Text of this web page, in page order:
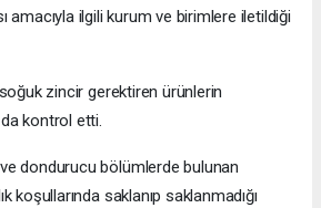
amacıyla ilgili kurum ve birimlere iletildiği
zincir gerektiren ürünlerin
kontrol etti.
dondurucu bölümlerde bulunan
koşullarında saklanıp saklanmadığı